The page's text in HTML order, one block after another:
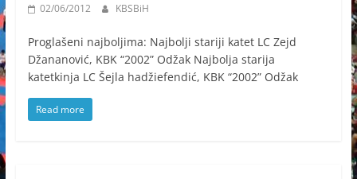
02/06/2012 KBSBiH
Proglašeni najboljima: Najbolji stariji katet LC Zejd
Džananović, KBK “2002” Odžak Najbolja starija
katetkinja LC Šejla hadžiefendić, KBK “2002” Odžak
Read more